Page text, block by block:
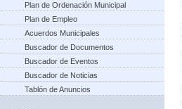
Plan de Ordenación Municipal
Plan de Empleo
Acuerdos Municipales
Buscador de Documentos
Buscador de Eventos
Buscador de Noticias
Tablón de Anuncios